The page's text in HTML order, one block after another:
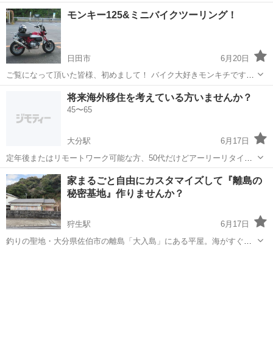
モンキー125&ミニバイクツーリング！
日田市
6月20日
ご覧になって頂いた皆様、初めまして！ バイク大好きモンキチです！
プロフにも書いてありますが、この度、モンキー125を購入し楽しく乗
っております。そこで、一緒に楽しく走って頂ける方々を募集しま
す！ 男性女性問いません！年齢...
その他
将来海外移住を考えている方いませんか？
45〜65
大分駅
6月17日
定年後またはリモートワーク可能な方、50代だけどアーリーリタイヤ
して、物価の安い国に長期、短期、期限付きでなどで、近い将来移住
を考えている方いませんか？ いろいろ情報交換出来たらいいなと思い
ます。 海外移住の本気度高めの方か...
大分 大分市 大分駅 その他 海外
家まるごと自由にカスタマイズして『離島の
秘密基地』作りませんか？
狩生駅
6月17日
釣りの聖地・大分県佐伯市の離島「大入島」にある平屋。海がすぐ目